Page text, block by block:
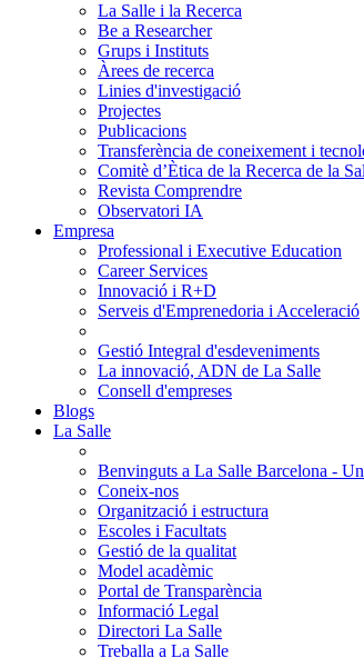
La Salle i la Recerca
Be a Researcher
Grups i Instituts
Àrees de recerca
Linies d'investigació
Projectes
Publicacions
Transferència de coneixement i
Comitè d’Ètica de la Recerca de la
Revista Comprendre
Observatori IA
Empresa
Professional i Executive Education
Career Services
Innovació i R+D
Serveis d'Emprenedoria i Acceleració
Gestió Integral d'esdeveniments
La innovació, ADN de La Salle
Consell d'empreses
Blogs
La Salle
Benvinguts a La Salle Barcelona -
Coneix-nos
Organització i estructura
Escoles i Facultats
Gestió de la qualitat
Model acadèmic
Portal de Transparència
Informació Legal
Directori La Salle
Treballa a La Salle